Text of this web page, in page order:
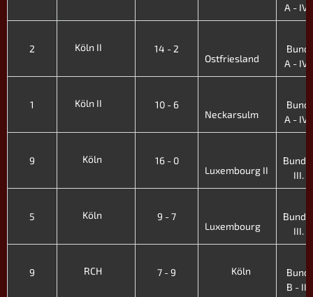
A - IV.
2 Köln II 14 - 2
Ostfriesland
A - IV.
1 Köln II 10 - 6
Neckarsulm
A - IV.
9 Köln 16 - 0
Luxembourg II
III.
5 Köln 9 - 7
Luxembourg
III.
9 RCH 7 - 9 Köln
B - II.